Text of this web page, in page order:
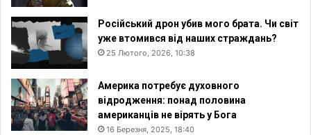
Російський дрон убив мого брата. Чи світ
уже втомився від наших страждань?
25 Лютого, 2026, 10:38
Америка потребує духовного
відродження: понад половина
американців не вірять у Бога
16 Березня, 2025, 18:40